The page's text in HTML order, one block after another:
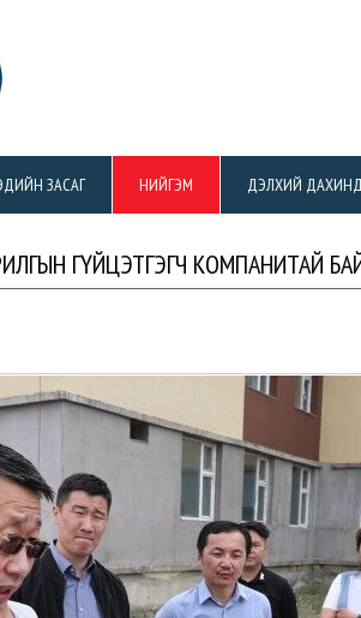
ЗАСАГ НИЙГЭМ ДЭЛХИЙ ДАХИНД
ГҮЙЦЭТГЭГЧ КОМПАНИТАЙ